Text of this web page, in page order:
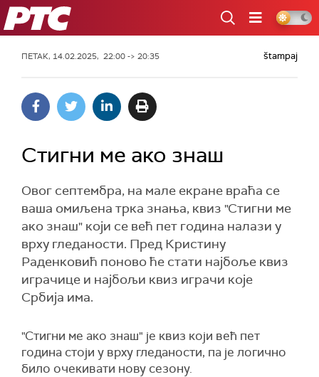
РТС
ПЕТАК, 14.02.2025, 22:00 -> 20:35 štampaj
Стигни ме ако знаш
Овог септембра, на мале екране враћа се
ваша омиљена трка знања, квиз "Стигни ме
ако знаш" који се већ пет година налази у
врху гледаности. Пред Кристину
Раденковић поново ће стати најбоље квиз
играчице и најбољи квиз играчи које
Србија има.
"Стигни ме ако знаш" је квиз који већ пет
година стоји у врху гледаности, па је логично
било очекивати нову сезону.